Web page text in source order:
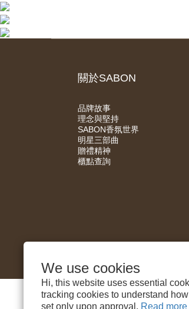
We use cookies
Hi, this website uses essential
tracking cookies to understand
set only upon approval. Read more
關於SABON
品牌故事
理念與堅持
SABON香氛世界
明星三部曲
贈禮精神
櫃點查詢